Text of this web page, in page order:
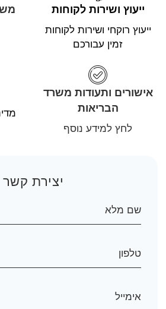
ייעוץ ושירות לקוחות
ייעוץ רוקחי ושירות לקוחות
זמין עבורכם
אישורים ותעודות משרד
הבריאות
לחץ למידע נוסף
יצירת קשר